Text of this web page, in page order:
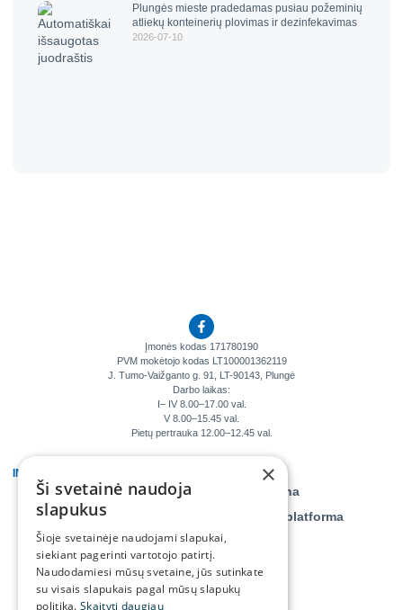
Plungės mieste pradedamas pusiau požeminių
atliekų konteinerių plovimas ir dezinfekavimas
2026-07-10
Įmonės kodas 171780190
PVM mokėtojo kodas LT100001362119
J. Tumo-Vaižganto g. 91, LT-90143, Plungė
Darbo laikas:
I– IV 8.00–17.00 val.
V 8.00–15.45 val.
Pietų pertrauka 12.00–12.45 val.
INFORMACIJA
Veiklos ataskaitos
Teisinė informacija
Tyrimai, monitoringai
Asmens duomenų
apsauga
KLIENTAMS
Savitarna
Daiktų platforma
×
Ši svetainė naudoja
slapukus
Šioje svetainėje naudojami slapukai,
siekiant pagerinti vartotojo patirtį.
Naudodamiesi mūsų svetaine, jūs sutinkate
su visais slapukais pagal mūsų slapukų
politiką. Skaityti daugiau